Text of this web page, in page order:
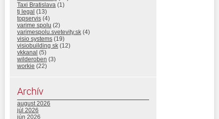
Taxi Bratislava (1)
tj legal (13)
topservis (4)
varime spolu (2)
varimespolu.svetevity.sk (4)
visio systems (19)
visiobuilding sk (12)
vkkanal (5)
wilderoben (3)
workie (22)
Archív
august 2026
júl 2026
jún 2026